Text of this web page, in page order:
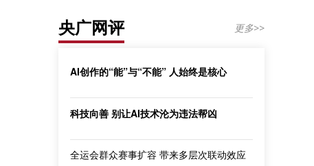
央广网评 更多>>
AI创作的“能”与“不能” 人始终是核心
科技向善 别让AI技术沦为违法帮凶
全运会群众赛事扩容 带来多层次联动效应